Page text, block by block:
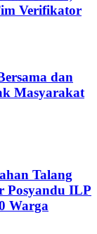
Verifikator
dan
Masyarakat
Talang
Posyandu ILP
Warga